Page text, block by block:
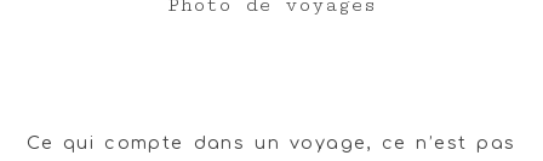
Photo de voyages
Ce qui compte dans un voyage, ce n’est pas